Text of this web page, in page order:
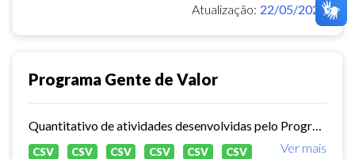
Atualização: 22/05/2026
Programa Gente de Valor
Ver mais
CSV CSV CSV CSV CSV
CSV